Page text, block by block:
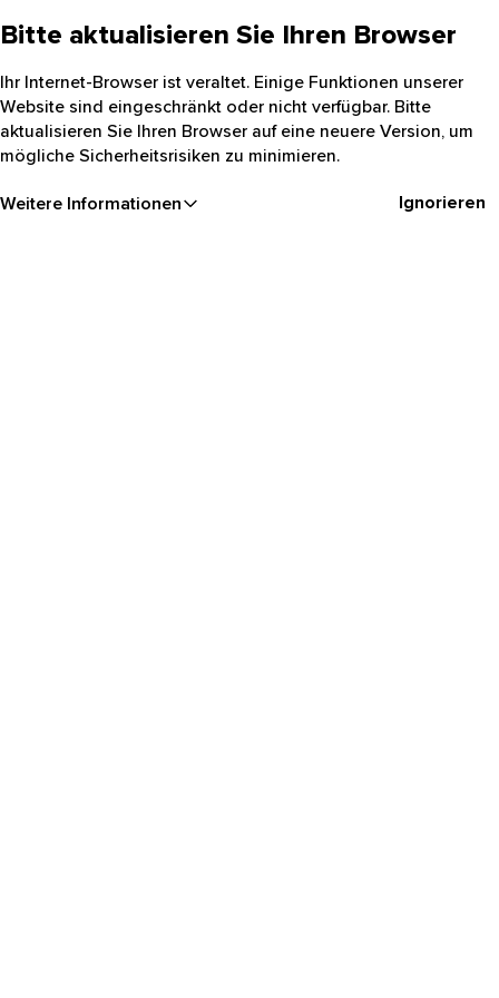
Bitte aktualisieren Sie Ihren Browser
Ihr Internet-Browser ist veraltet. Einige Funktionen unserer
Website sind eingeschränkt oder nicht verfügbar. Bitte
aktualisieren Sie Ihren Browser auf eine neuere Version, um
mögliche Sicherheitsrisiken zu minimieren.
Weitere Informationen Ignorieren